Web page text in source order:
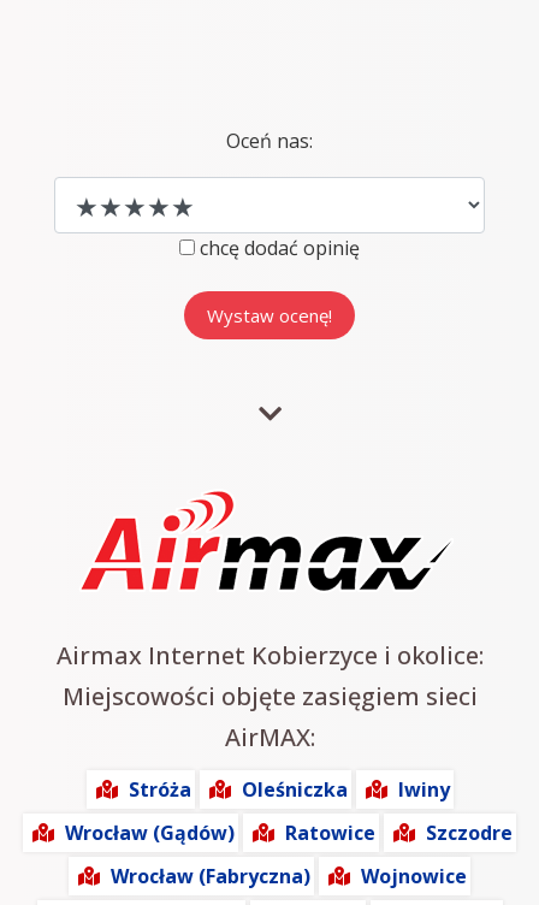
Oceń nas:
chcę dodać opinię
Airmax Internet Kobierzyce i okolice:
Miejscowości objęte zasięgiem sieci
AirMAX:
Stróża Oleśniczka
Iwiny
Wrocław (Gądów)
Ratowice
Szczodre
Wrocław (Fabryczna)
Wojnowice